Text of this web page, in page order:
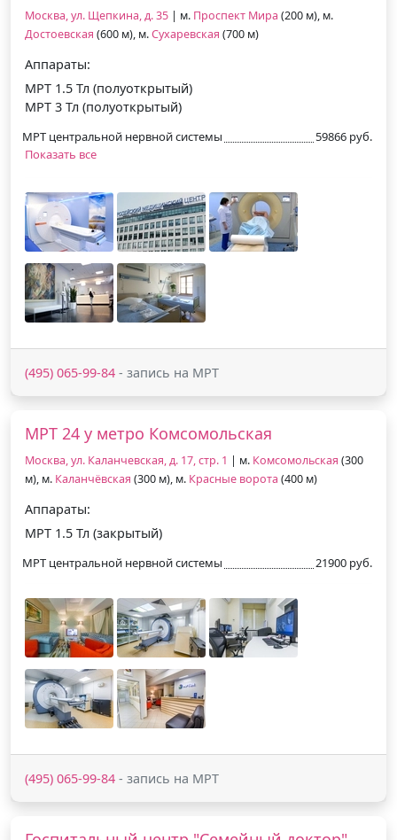
Москва, ул. Щепкина, д. 35 | м. Проспект Мира (200 м), м.
Достоевская (600 м), м.Сухаревская (700 м)
Аппараты:
МРТ 1.5 Тл (полуоткрытый)
МРТ 3 Тл (полуоткрытый)
МРТ центральной нервной системы
59866 руб.
Показать все
(495) 065-99-84 - запись на МРТ
МРТ 24 у метро Комсомольская
Москва, ул. Каланчевская, д. 17, стр. 1 | м. Комсомольская (300
м), м. Каланчёвская (300 м), м. Красные ворота (400 м)
Аппараты:
МРТ 1.5 Тл (закрытый)
МРТ центральной нервной системы 21900 руб.
(495) 065-99-84 - запись на МРТ